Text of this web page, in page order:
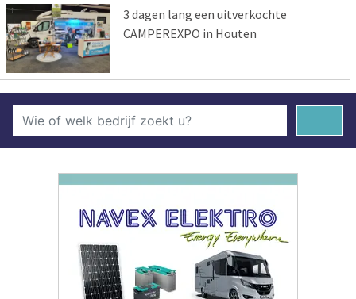
3 dagen lang een uitverkochte
CAMPEREXPO in Houten